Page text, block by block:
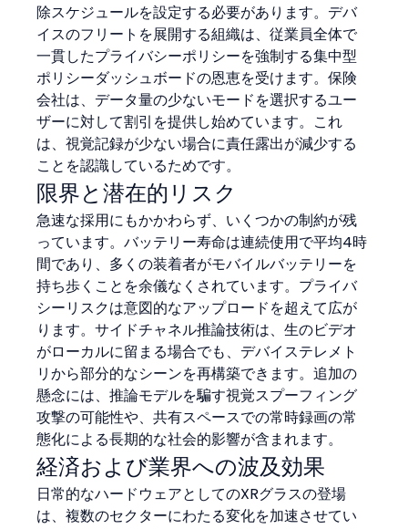
除スケジュールを設定する必要があります。デバ
イスのフリートを展開する組織は、従業員全体で
一貫したプライバシーポリシーを強制する集中型
ポリシーダッシュボードの恩恵を受けます。保険
会社は、データ量の少ないモードを選択するユー
ザーに対して割引を提供し始めています。これ
は、視覚記録が少ない場合に責任露出が減少する
ことを認識しているためです。
限界と潜在的リスク
急速な採用にもかかわらず、いくつかの制約が残
っています。バッテリー寿命は連続使用で平均4時
間であり、多くの装着者がモバイルバッテリーを
持ち歩くことを余儀なくされています。プライバ
シーリスクは意図的なアップロードを超えて広が
ります。サイドチャネル推論技術は、生のビデオ
がローカルに留まる場合でも、デバイステレメト
リから部分的なシーンを再構築できます。追加の
懸念には、推論モデルを騙す視覚スプーフィング
攻撃の可能性や、共有スペースでの常時録画の常
態化による長期的な社会的影響が含まれます。
経済および業界への波及効果
日常的なハードウェアとしてのXRグラスの登場
は、複数のセクターにわたる変化を加速させてい